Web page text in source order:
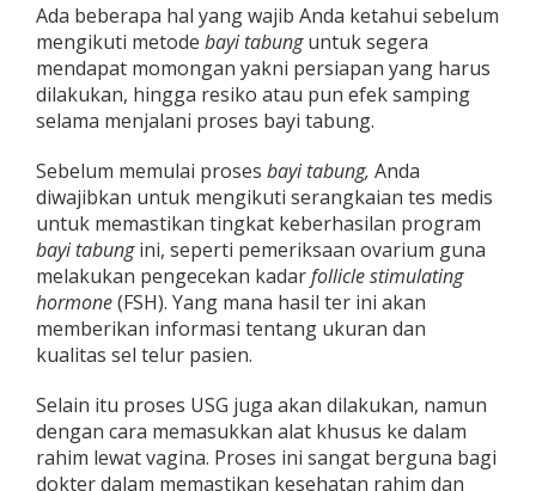
Ada beberapa hal yang wajib Anda ketahui sebelum
mengikuti metode bayi tabunguntuk segera
mendapat momongan yakni persiapan yang harus
dilakukan, hingga resiko atau pun efek samping
selama menjalani proses bayi tabung.
Sebelum memulai proses bayi tabung, Anda
diwajibkan untuk mengikuti serangkaian tes medis
untuk memastikan tingkat keberhasilan program
bayi tabungini, seperti pemeriksaan ovarium guna
melakukan pengecekan kadarfollicle stimulating
hormone(FSH). Yang mana hasil ter ini akan
memberikan informasi tentang ukuran dan
kualitas sel telur pasien.
Selain itu proses USG juga akan dilakukan, namun
dengan cara memasukkan alat khusus ke dalam
rahim lewat vagina. Proses ini sangat berguna bagi
dokter dalam memastikan kesehatan rahim dan